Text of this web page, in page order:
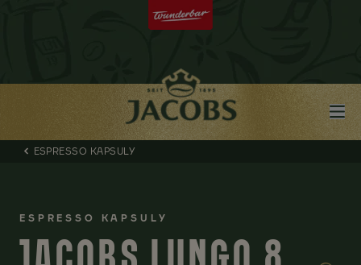
ESPRESSO KAPSULY
ESPRESSO KAPSULY